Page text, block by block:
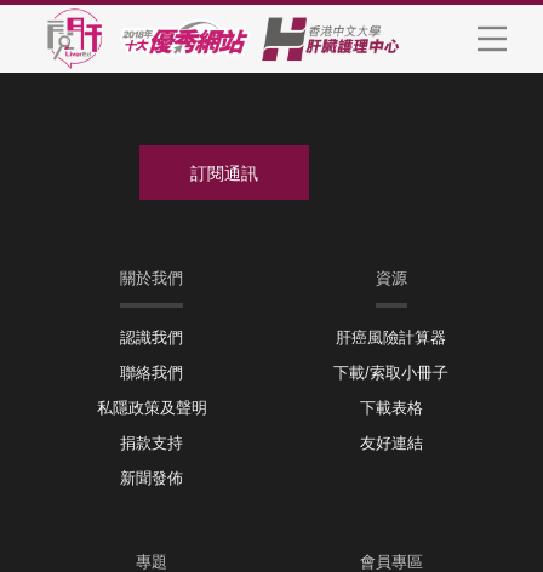
關於我們
認識我們
聯絡我們
私隱政策及聲明
捐款支持
新聞發佈
資源
肝癌風險計算器
下載/索取小冊子
下載表格
友好連結
專題 會員專區